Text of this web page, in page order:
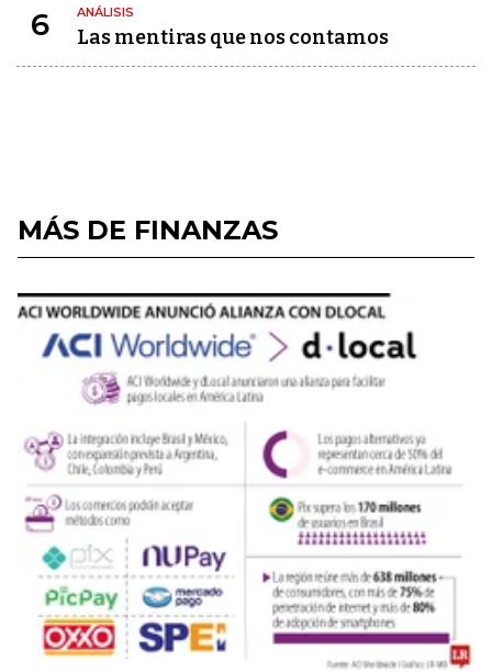
6 ANÁLISIS
Las mentiras que nos contamos
MÁS DE FINANZAS